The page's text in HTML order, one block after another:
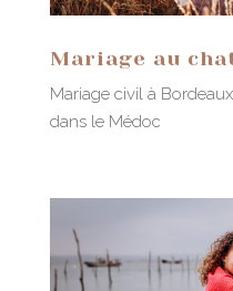
Mariage au
Mariage civil à
dans le Médoc